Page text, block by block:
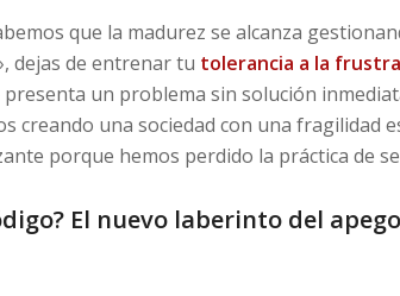
que la madurez se alcanza
dejas de entrenar tu tolerancia a la
un problema sin solución
creando una sociedad con una fragilidad
porque hemos perdido la práctica de
El nuevo laberinto del apego